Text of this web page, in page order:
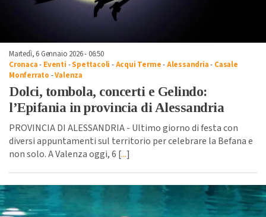
Martedì, 6 Gennaio 2026 - 06:50
Cronaca- Eventi -Spettacoli -Acqui Terme-Alessandria- Casale
Monferrato -Valenza
Dolci, tombola, concerti e Gelindo:
l’Epifania in provincia di Alessandria
PROVINCIA DI ALESSANDRIA - Ultimo giorno di festa con
diversi appuntamenti sul territorio per celebrare la Befana e
non solo. A Valenza oggi, 6 [...]